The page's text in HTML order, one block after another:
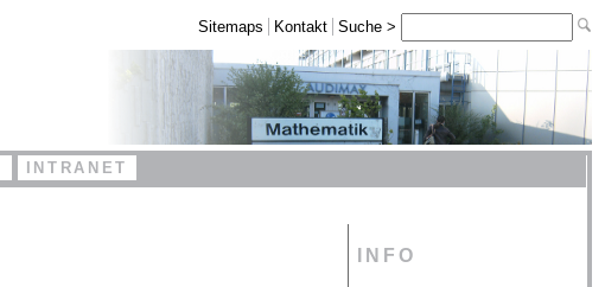
Sitemaps Kontakt Suche >
INTRANET
INFO